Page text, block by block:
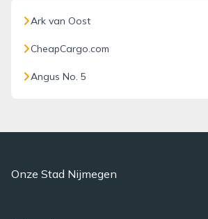
Ark van Oost
CheapCargo.com
Angus No. 5
Onze Stad Nijmegen